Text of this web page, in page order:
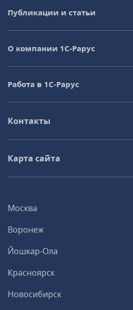
Москва
Воронеж
Йошкар-Ола
Красноярск
Новосибирск
Публикации и статьи
О компании 1C-Рарус
Работа в 1С‑Рарус
Контакты
Карта сайта